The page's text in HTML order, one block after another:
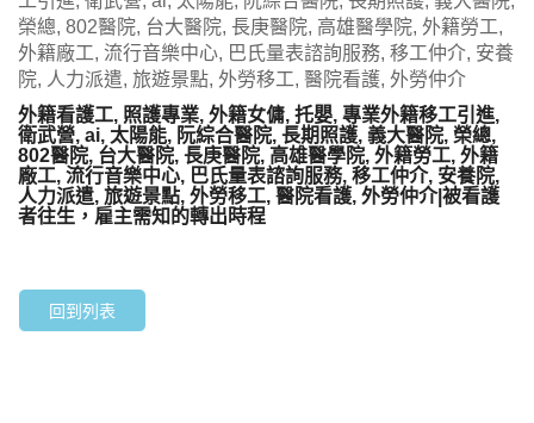
榮總, 802醫院, 台大醫院, 長庚醫院, 高雄醫學院, 外籍勞工,
外籍廠工, 流行音樂中心, 巴氏量表諮詢服務, 移工仲介, 安養
院, 人力派遣, 旅遊景點, 外勞移工, 醫院看護, 外勞仲介
外籍看護工, 照護專業, 外籍女傭, 托嬰, 專業外籍移工引進,
衛武營, ai, 太陽能, 阮綜合醫院, 長期照護, 義大醫院, 榮總,
802醫院, 台大醫院, 長庚醫院, 高雄醫學院, 外籍勞工, 外籍
廠工, 流行音樂中心, 巴氏量表諮詢服務, 移工仲介, 安養院,
人力派遣, 旅遊景點, 外勞移工, 醫院看護, 外勞仲介|被看護
者往生，雇主需知的轉出時程
回到列表